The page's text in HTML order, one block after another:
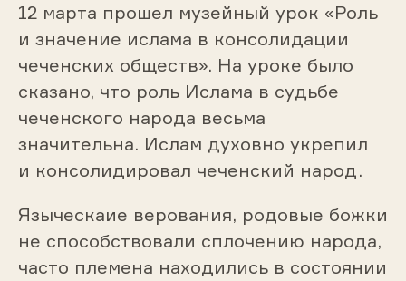
12 марта прошел музейный урок «Роль
и значение ислама в консолидации
чеченских обществ». На уроке было
сказано, что роль Ислама в судьбе
чеченского народа весьма
значительна. Ислам духовно укрепил
и консолидировал чеченский народ.
Языческаие верования, родовые божки
не способствовали сплочению народа,
часто племена находились в состоянии